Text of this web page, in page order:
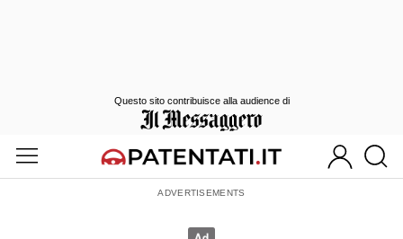
Questo sito contribuisce alla audience di